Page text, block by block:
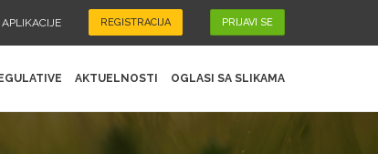
APLIKACIJE REGISTRACIJA PRIJAVI SE
AKTUELNOSTI OGLASI SA SLIKAMA